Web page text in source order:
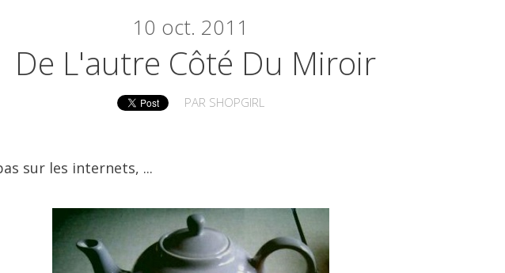
10 oct. 2011
De L'autre Côté Du Miroir
PAR SHOPGIRL
sur les internets, ...